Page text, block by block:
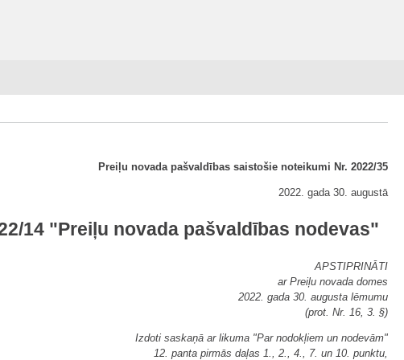
Preiļu novada pašvaldības saistošie noteikumi Nr. 2022/35
2022. gada 30. augustā
14 "Preiļu novada pašvaldības nodevas"
APSTIPRINĀTI
ar Preiļu novada domes
2022. gada 30. augusta lēmumu
(prot. Nr. 16, 3. §)
Izdoti saskaņā ar likuma "Par nodokļiem un nodevām"
12. panta pirmās daļas 1., 2., 4., 7. un 10. punktu,